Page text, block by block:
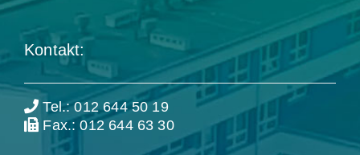
Kontakt:
Tel.: 012 644 50 19
Fax.: 012 644 63 30